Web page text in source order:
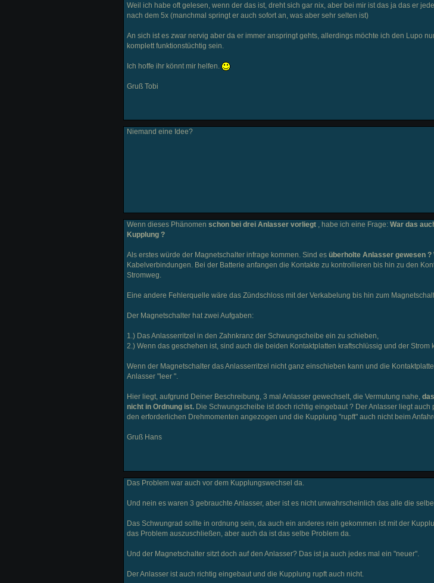
Weil ich habe oft gelesen, wenn der das ist, dreht sich gar nix, aber bei mir ist das ja das er
nach dem 5x (manchmal springt er auch sofort an, was aber sehr selten ist)
An sich ist es zwar nervig aber da er immer anspringt gehts, allerdings möchte ich den Lupo
komplett funktionstüchtig sein.
Ich hoffe ihr könnt mir helfen.
Gruß Tobi
Niemand eine Idee?
Wenn dieses Phänomen schon bei drei Anlasser vorliegt , habe ich eine Frage: War das
Kupplung ?
Als erstes würde der Magnetschalter infrage kommen. Sind es überholte Anlasser gewesen ?
Kabelverbindungen. Bei der Batterie anfangen die Kontakte zu kontrollieren bis hin zu den
Stromweg.
Eine andere Fehlerquelle wäre das Zündschloss mit der Verkabelung bis hin zum
Der Magnetschalter hat zwei Aufgaben:
1.) Das Anlasserritzel in den Zahnkranz der Schwungscheibe ein zu schieben,
2.) Wenn das geschehen ist, sind auch die beiden Kontaktplatten kraftschlüssig und der
Wenn der Magnetschalter das Anlasserritzel nicht ganz einschieben kann und die
Anlasser "leer ".
Hier liegt, aufgrund Deiner Beschreibung, 3 mal Anlasser gewechselt, die Vermutung nahe,
nicht in Ordnung ist. Die Schwungscheibe ist doch richtig eingebaut ? Der Anlasser liegt
den erforderlichen Drehmomenten angezogen und die Kupplung "rupft" auch nicht beim
Gruß Hans
Das Problem war auch vor dem Kupplungswechsel da.
Und nein es waren 3 gebrauchte Anlasser, aber ist es nicht unwahrscheinlich das alle die
Das Schwungrad sollte in ordnung sein, da auch ein anderes rein gekommen ist mit der
das Problem auszuschließen, aber auch da ist das selbe Problem da.
Und der Magnetschalter sitzt doch auf den Anlasser? Das ist ja auch jedes mal ein "neuer".
Der Anlasser ist auch richtig eingebaut und die Kupplung rupft auch nicht.